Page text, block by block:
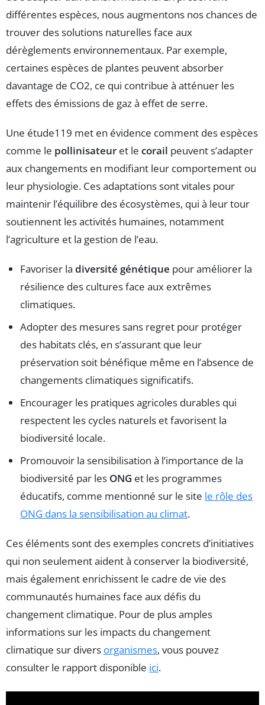
différentes espèces, nous augmentons nos chances de
trouver des solutions naturelles face aux
dérèglements environnementaux. Par exemple,
certaines espèces de plantes peuvent absorber
davantage de CO2, ce qui contribue à atténuer les
effets des émissions de gaz à effet de serre.
Une étude119 met en évidence comment des espèces
comme le pollinisateur et le corail peuvent s’adapter
aux changements en modifiant leur comportement ou
leur physiologie. Ces adaptations sont vitales pour
maintenir l’équilibre des écosystèmes, qui à leur tour
soutiennent les activités humaines, notamment
l’agriculture et la gestion de l’eau.
Favoriser la diversité génétique pour améliorer la
résilience des cultures face aux extrêmes
climatiques.
Adopter des mesures sans regret pour protéger
des habitats clés, en s’assurant que leur
préservation soit bénéfique même en l’absence de
changements climatiques significatifs.
Encourager les pratiques agricoles durables qui
respectent les cycles naturels et favorisent la
biodiversité locale.
Promouvoir la sensibilisation à l’importance de la
biodiversité par les ONG et les programmes
éducatifs, comme mentionné sur le site le rôle des
ONG dans la sensibilisation au climat.
Ces éléments sont des exemples concrets d’initiatives
qui non seulement aident à conserver la biodiversité,
mais également enrichissent le cadre de vie des
communautés humaines face aux défis du
changement climatique. Pour de plus amples
informations sur les impacts du changement
climatique sur divers organismes, vous pouvez
consulter le rapport disponible ici.